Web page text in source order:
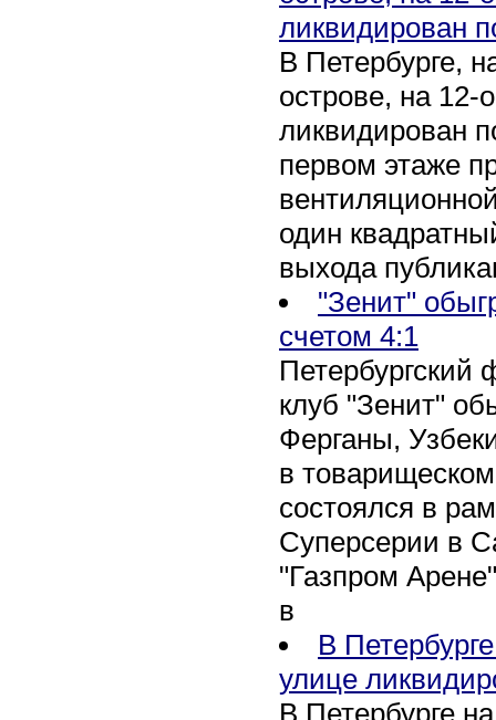
ликвидирован
В Петербурге,
острове, на 12-
ликвидирован
первом этаже
один
выхода
"Зенит"
счетом 4:1
Петербургский
клуб "Зенит"
Ферганы,
в
состоялся в
Суперсерии в
"Газпром
в
В
улице
В Петербурге